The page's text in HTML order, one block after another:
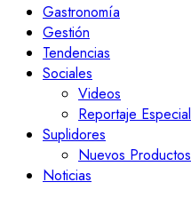
Gastronomía
Gestión
Tendencias
Sociales
Videos
Reportaje Especial
Suplidores
Nuevos Productos
Noticias